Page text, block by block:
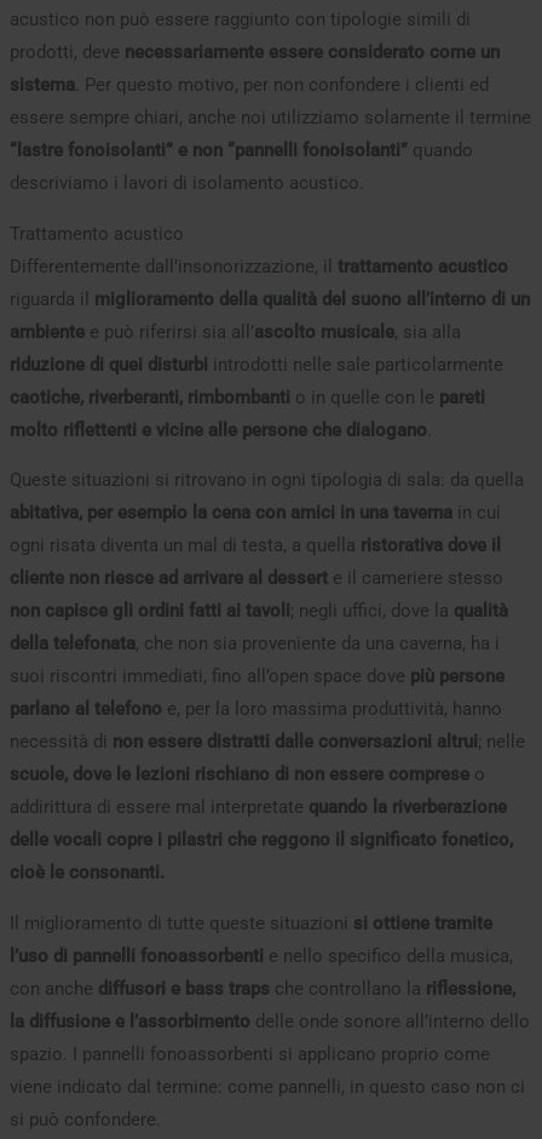
acustico non può essere raggiunto con tipologie simili di
prodotti, deve necessariamente essere considerato come un
sistema. Per questo motivo, per non confondere i clienti ed
essere sempre chiari, anche noi utilizziamo solamente il termine
“lastre fonoisolanti” e non “pannelli fonoisolanti” quando
descriviamo i lavori di isolamento acustico.
Trattamento acustico
Differentemente dall’insonorizzazione, il trattamento acustico
riguarda il miglioramento della qualità del suono all’interno di un
ambientee può riferirsi sia all’ascolto musicale, sia alla
riduzione di quei disturbi introdotti nelle sale particolarmente
caotiche, riverberanti, rimbombanti o in quelle con le pareti
molto riflettenti e vicine alle persone che dialogano.
Queste situazioni si ritrovano in ogni tipologia di sala: da quella
abitativa, per esempio la cena con amici in una tavernain cui
ogni risata diventa un mal di testa, a quella ristorativa dove il
cliente non riesce ad arrivare al desserte il cameriere stesso
non capisce gli ordini fatti ai tavoli ; negli uffici, dove la qualità
della telefonata, che non sia proveniente da una caverna, ha i
suoi riscontri immediati, fino all’open space dove più persone
parlano al telefono e, per la loro massima produttività, hanno
necessità di non essere distratti dalle conversazioni altrui ; nelle
scuole, dove le lezioni rischiano di non essere compreseo
addirittura di essere mal interpretate quando la riverberazione
delle vocali copre i pilastri che reggono il significato fonetico,
cioè le consonanti.
Il miglioramento di tutte queste situazioni si ottiene tramite
l’uso di pannelli fonoassorbenti e nello specifico della musica,
con anche diffusori e bass traps che controllano la riflessione,
la diffusione e l’assorbimento delle onde sonore all’interno dello
spazio. I pannelli fonoassorbenti si applicano proprio come
viene indicato dal termine: come pannelli, in questo caso non ci
si può confondere.